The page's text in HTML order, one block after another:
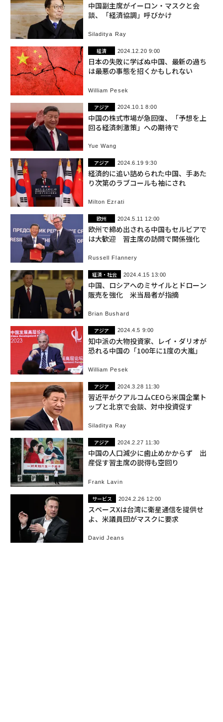
中国副主席がイーロン・マスクと会
談、「経済協調」呼びかけ
Siladitya Ray
経済 2024.12.20 9:00
日本の失敗に学ばぬ中国、最新の過ち
は最悪の事態を招くかもしれない
William Pesek
アジア 2024.10.1 8:00
中国の株式市場が急回復、「予想を上
回る経済刺激策」への期待で
Yue Wang
アジア 2024.6.19 9:30
経済的に追い詰められた中国、手あた
り次第のラブコールも袖にされ
Milton Ezrati
欧州 2024.5.11 12:00
欧州で締め出される中国もセルビアで
は大歓迎 習主席の訪問で関係強化
Russell Flannery
経済・社会 2024.4.15 13:00
中国、ロシアへのミサイルとドローン
販売を強化 米当局者が指摘
Brian Bushard
アジア 2024.4.5 9:00
知中派の大物投資家、レイ・ダリオが
恐れる中国の「100年に1度の大嵐」
William Pesek
アジア 2024.3.28 11:30
習近平がクアルコムCEOら米国企業ト
ップと北京で会談、対中投資促す
Siladitya Ray
アジア 2024.2.27 11:30
中国の人口減少に歯止めかからず 出
産促す習主席の説得も空回り
Frank Lavin
サービス 2024.2.26 12:00
スペースXは台湾に衛星通信を提供せ
よ、米議員団がマスクに要求
David Jeans